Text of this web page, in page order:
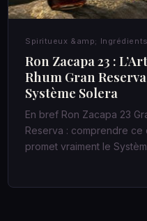
Spiritueux &amp; Ingrédients
Ron Zacapa 23 :
Rhum Gran
Système Solera
En bref Ron Zacapa 23
Reserva : comprendre ce
promet vraiment le